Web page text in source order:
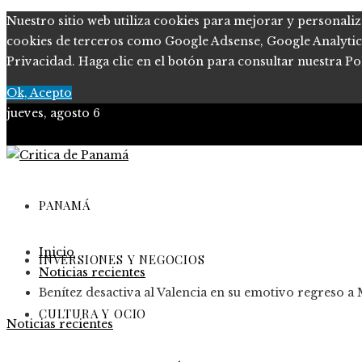
Nuestro sitio web utiliza cookies para mejorar y
cookies de terceros como Google Adsense, Google
Privacidad. Haga clic en el botón para consultar nuestra
Ok, Acepto
jueves, agosto 6
PANAMÁ
INVERSIONES Y NEGOCIOS
CULTURA Y OCIO
Inicio
Noticias recientes
Benítez desactiva al Valencia en su emotivo regreso a
Noticias recientes